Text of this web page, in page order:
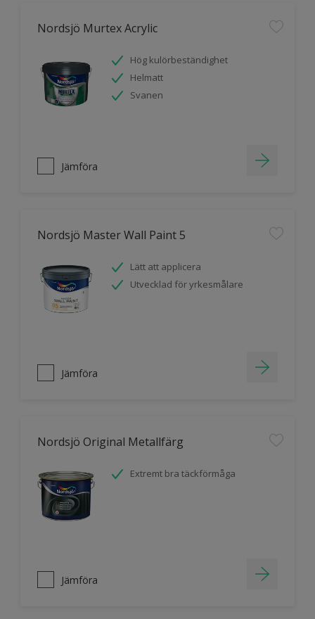
Nordsjö Murtex Acrylic
Hög kulörbeständighet
Helmatt
Svanen
Jämföra
Nordsjö Master Wall Paint 5
Lätt att applicera
Utvecklad för yrkesmålare
Jämföra
Nordsjö Original Metallfärg
Extremt bra täckförmåga
Jämföra